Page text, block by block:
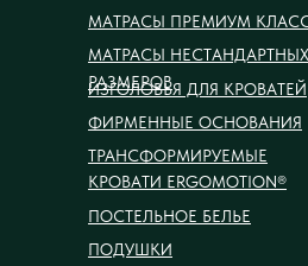
МАТРАСЫ ПРЕМИУМ
МАТРАСЫ НЕСТАНДАРТНЫХ
РАЗМЕРОВ
ИЗГОЛОВЬЯ ДЛЯ КРОВАТЕЙ
ФИРМЕННЫЕ ОСНОВАНИЯ
ТРАНСФОРМИРУЕМЫЕ
КРОВАТИ ERGOMOTION®
ПОСТЕЛЬНОЕ БЕЛЬЕ
ПОДУШКИ